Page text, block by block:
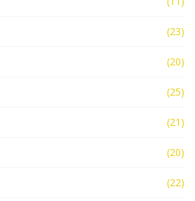
(23)
(20)
(25)
(21)
(20)
(22)